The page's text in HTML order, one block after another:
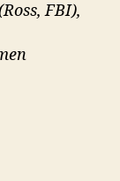
FBI),